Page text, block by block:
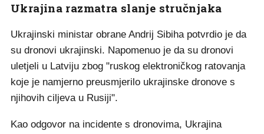
Ukrajina razmatra slanje stručnjaka
Ukrajinski ministar obrane Andrij Sibiha potvrdio je da
su dronovi ukrajinski. Napomenuo je da su dronovi
uletjeli u Latviju zbog "ruskog elektroničkog ratovanja
koje je namjerno preusmjerilo ukrajinske dronove s
njihovih ciljeva u Rusiji".
Kao odgovor na incidente s dronovima, Ukrajina